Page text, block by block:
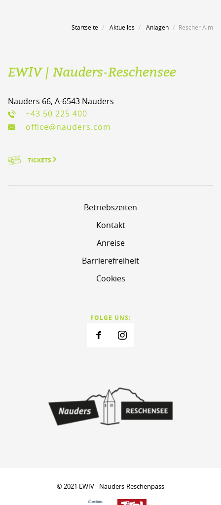
Startseite Aktuelles Anlagen Rescher Alm
EWIV | Nauders-Reschensee
Nauders 66, A-6543 Nauders
+43 50 225 400
office@nauders.com
TICKETS
Betriebszeiten
Kontakt
Anreise
Barrierefreiheit
Cookies
FOLGE UNS:
© 2021 EWIV - Nauders-Reschenpass